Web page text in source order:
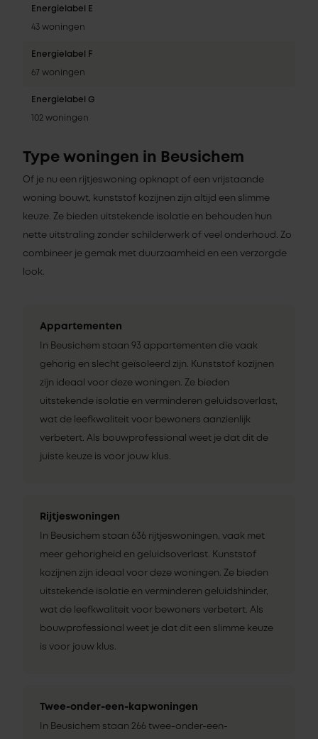
Energielabel E
43 woningen
Energielabel F
67 woningen
Energielabel G
102 woningen
Type woningen in Beusichem
Of je nu een rijtjeswoning opknapt of een vrijstaande
woning bouwt, kunststof kozijnen zijn altijd een slimme
keuze. Ze bieden uitstekende isolatie en behouden hun
nette uitstraling zonder schilderwerk of veel onderhoud. Zo
combineer je gemak met duurzaamheid en een verzorgde
look.
Appartementen
In Beusichem staan 93 appartementen die vaak
gehorig en slecht geïsoleerd zijn. Kunststof kozijnen
zijn ideaal voor deze woningen. Ze bieden
uitstekende isolatie en verminderen geluidsoverlast,
wat de leefkwaliteit voor bewoners aanzienlijk
verbetert. Als bouwprofessional weet je dat dit de
juiste keuze is voor jouw klus.
Rijtjeswoningen
In Beusichem staan 636 rijtjeswoningen, vaak met
meer gehorigheid en geluidsoverlast. Kunststof
kozijnen zijn ideaal voor deze woningen. Ze bieden
uitstekende isolatie en verminderen geluidshinder,
wat de leefkwaliteit voor bewoners verbetert. Als
bouwprofessional weet je dat dit een slimme keuze
is voor jouw klus.
Twee-onder-een-kapwoningen
In Beusichem staan 266 twee-onder-een-